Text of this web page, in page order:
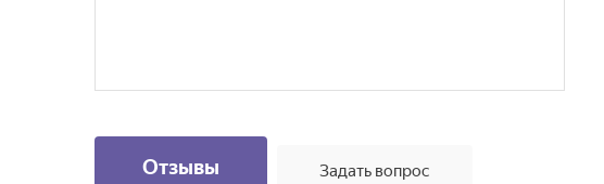
Отзывы Задать вопрос